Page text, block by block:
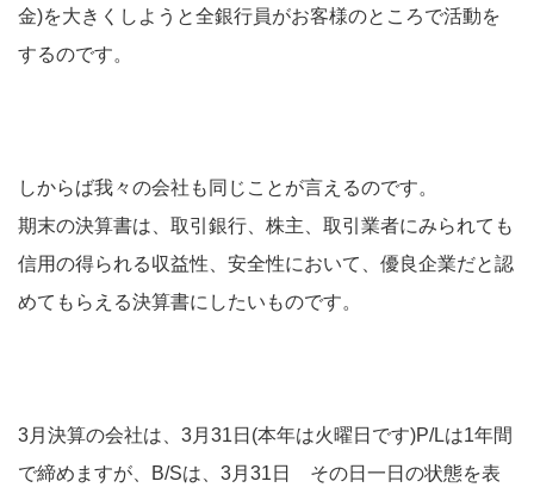
金)を大きくしようと全銀行員がお客様のところで活動を
するのです。
しからば我々の会社も同じことが言えるのです。
期末の決算書は、取引銀行、株主、取引業者にみられても
信用の得られる収益性、安全性において、優良企業だと認
めてもらえる決算書にしたいものです。
3月決算の会社は、3月31日(本年は火曜日です)P/Lは1年間
で締めますが、B/Sは、3月31日 その日一日の状態を表